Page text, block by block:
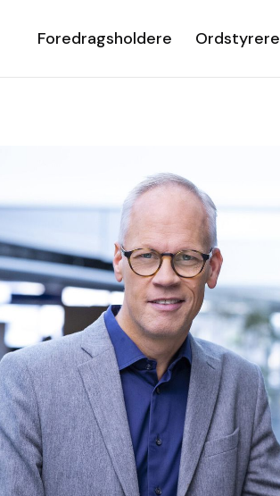
Foredragsholdere Ordstyrere